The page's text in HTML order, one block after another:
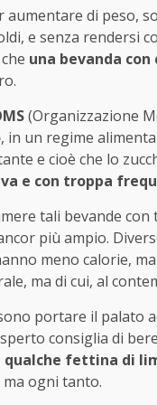
aumentare di peso,
e senza rendersi
una bevanda con
(Organizzazione
, in un regime
e cioè che lo
e con troppa
tali bevande
più ampio.
meno calorie,
ma di cui, al
portare il palato
consiglia di
qualche fettina di
ogni tanto.